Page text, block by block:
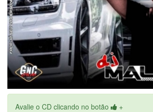
Avalie o CD clicando no botão +